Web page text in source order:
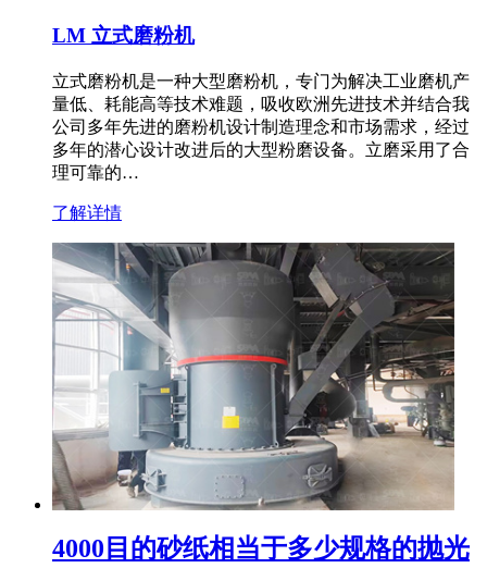
LM 立式磨粉机
立式磨粉机是一种大型磨粉机，专门为解决工业磨机产
量低、耗能高等技术难题，吸收欧洲先进技术并结合我
公司多年先进的磨粉机设计制造理念和市场需求，经过
多年的潜心设计改进后的大型粉磨设备。立磨采用了合
理可靠的…
了解详情
4000目的砂纸相当于多少规格的抛光